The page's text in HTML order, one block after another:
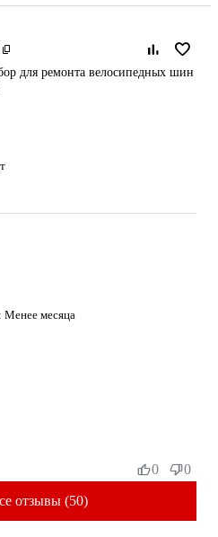
для ремонта велосипедных шин
Менее месяца
отзывы (50)
0 0